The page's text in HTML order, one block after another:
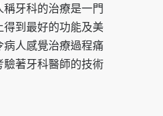
牙科的治療是一門
得到最好的功能及美
病人感覺治療過程痛
驗著牙科醫師的技術